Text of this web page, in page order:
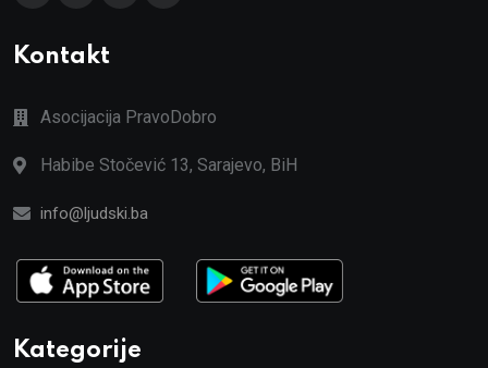
Kontakt
Asocijacija PravoDobro
Habibe Stočević 13, Sarajevo, BiH
info@ljudski.ba
Kategorije